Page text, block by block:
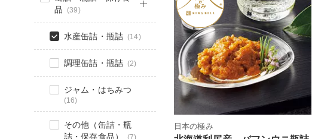
品 (39)
水産缶詰・瓶詰 (14)
調理缶詰・瓶詰 (2)
ジャム・はちみつ
(16)
その他（缶詰・瓶
詰・保存食品）
(7)
日本の極み